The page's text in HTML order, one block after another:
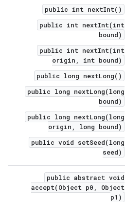
public int nextInt()
public int nextInt(int
bound)
public int nextInt(int
origin, int bound)
public long nextLong()
public long nextLong(long
bound)
public long nextLong(long
origin, long bound)
public void setSeed(long
seed)
public abstract void
accept(Object p0, Object
p1)